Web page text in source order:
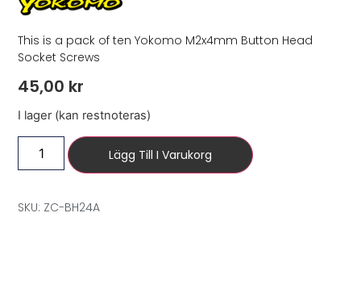
This is a pack of ten Yokomo M2x4mm Button Head
Socket Screws
45,00 kr
I lager (kan restnoteras)
Lägg Till I Varukorg
SKU: ZC-BH24A